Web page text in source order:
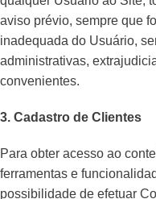
aviso prévio, sempre que
inadequada do Usuário,
administrativas,
convenientes.
3. Cadastro de Clientes
Para obter acesso ao
ferramentas e
possibilidade de efetuar